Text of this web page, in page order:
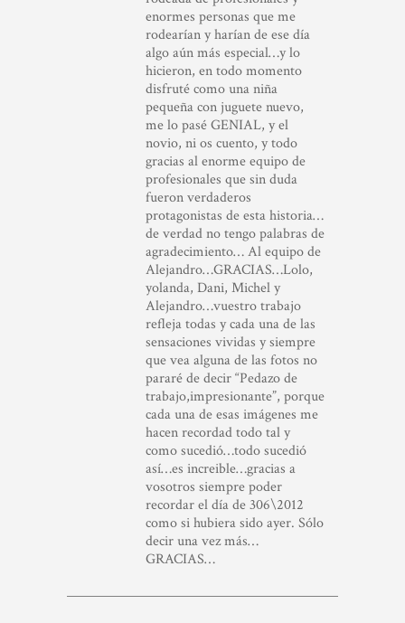
enormes personas que me
rodearían y harían de ese día
algo aún más especial…y lo
hicieron, en todo momento
disfruté como una niña
pequeña con juguete nuevo,
me lo pasé GENIAL, y el
novio, ni os cuento, y todo
gracias al enorme equipo de
profesionales que sin duda
fueron verdaderos
protagonistas de esta historia…
de verdad no tengo palabras de
agradecimiento… Al equipo de
Alejandro…GRACIAS…Lolo,
yolanda, Dani, Michel y
Alejandro…vuestro trabajo
refleja todas y cada una de las
sensaciones vividas y siempre
que vea alguna de las fotos no
pararé de decir “Pedazo de
trabajo,impresionante”, porque
cada una de esas imágenes me
hacen recordad todo tal y
como sucedió…todo sucedió
así…es increible…gracias a
vosotros siempre poder
recordar el día de 306\2012
como si hubiera sido ayer. Sólo
decir una vez más…
GRACIAS…